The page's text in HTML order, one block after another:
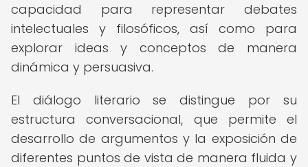
capacidad para representar debates
intelectuales y filosóficos, así como para
explorar ideas y conceptos de manera
dinámica y persuasiva.
El diálogo literario se distingue por su
estructura conversacional, que permite el
desarrollo de argumentos y la exposición de
diferentes puntos de vista de manera fluida y